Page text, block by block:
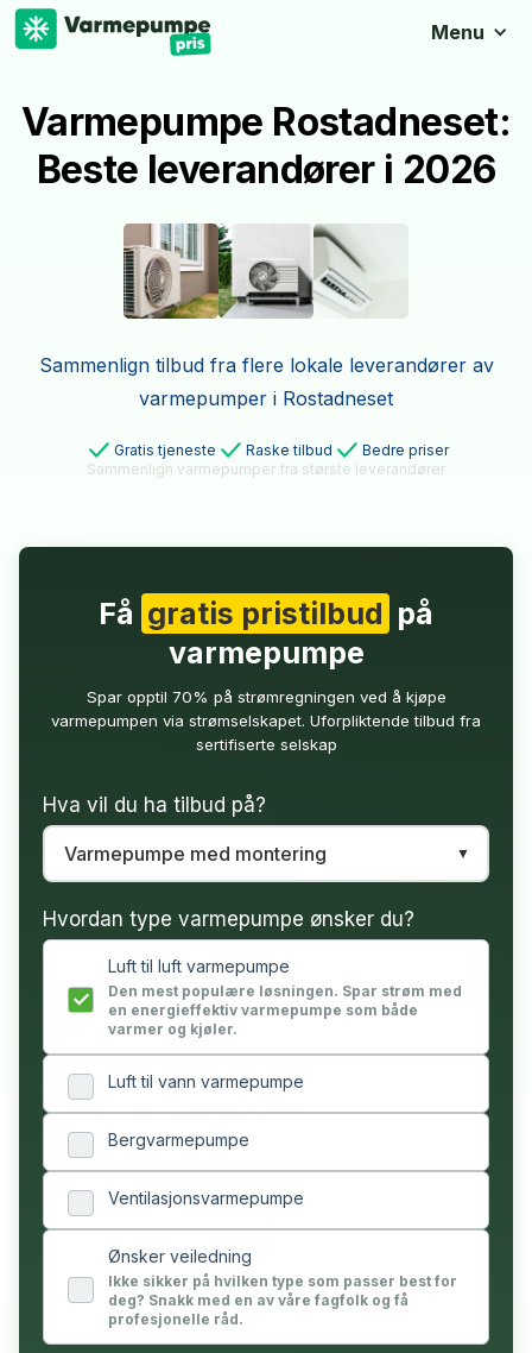
Menu
Varmepumpe Rostadneset:
Beste leverandører i 2026
Sammenlign tilbud fra flere lokale leverandører av
varmepumper i Rostadneset
Gratis tjeneste Raske tilbud
Bedre priser
Sammenlign varmepumper fra største leverandører
Få gratis pristilbud på
varmepumpe
Spar opptil 70% på strømregningen ved å kjøpe
varmepumpen via strømselskapet. Uforpliktende tilbud fra
sertifiserte selskap
Hva vil du ha tilbud på?
Hvordan type varmepumpe ønsker du?
Luft til luft varmepumpe
Den mest populære løsningen. Spar strøm med
en energieffektiv varmepumpe som både
varmer og kjøler.
Luft til vann varmepumpe
Bergvarmepumpe
Ventilasjonsvarmepumpe
Ønsker veiledning
Ikke sikker på hvilken type som passer best for
deg? Snakk med en av våre fagfolk og få
profesjonelle råd.